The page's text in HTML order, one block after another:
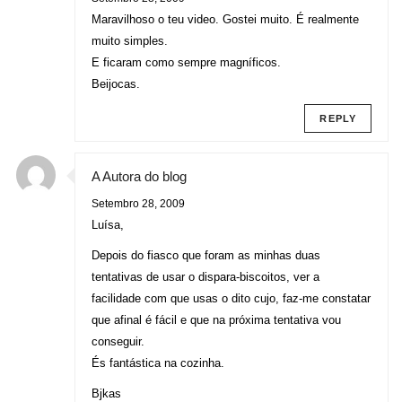
Maravilhoso o teu video. Gostei muito. É realmente
muito simples.
E ficaram como sempre magníficos.
Beijocas.
REPLY
A Autora do blog
Setembro 28, 2009
Luísa,
Depois do fiasco que foram as minhas duas
tentativas de usar o dispara-biscoitos, ver a
facilidade com que usas o dito cujo, faz-me constatar
que afinal é fácil e que na próxima tentativa vou
conseguir.
És fantástica na cozinha.
Bjkas